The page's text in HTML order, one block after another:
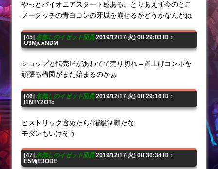
やっとパイオニアスタート感ある。とりあえず今のとこ
ノータッチの青白コンの牙城を崩せるかどうかなんかね
[45] 名無しのイゼット団員2019/12/17(火) 08:29:03 ID：
U3MjcxNDM
ショップと転売屋があわてて売り切れ→値上げコンボを
頑張る構図がまた始まるのかぁ
[46] 名無しのイゼット団員2019/12/17(火) 08:29:16 ID：
I1NTY2OTc
ヒストリック含めたら4階級制覇だな
モダンもいけそう
[47] 名無しのイゼット団員2019/12/17(火) 08:30:34 ID：
E5MjE3ODE